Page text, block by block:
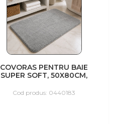
COVORAS PENTRU BAIE
SUPER SOFT, 50X80CM,
Cod produs: 0440183